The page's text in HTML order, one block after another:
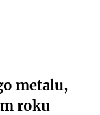
metalu,
roku